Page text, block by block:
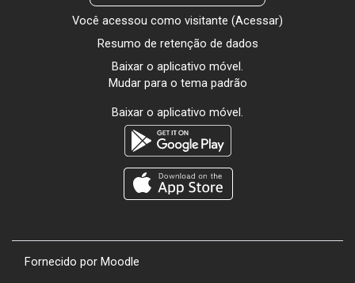
Você acessou como visitante (Acessar)
Resumo de retenção de dados
Baixar o aplicativo móvel.
Mudar para o tema padrão
Baixar o aplicativo móvel.
Fornecido por Moodle